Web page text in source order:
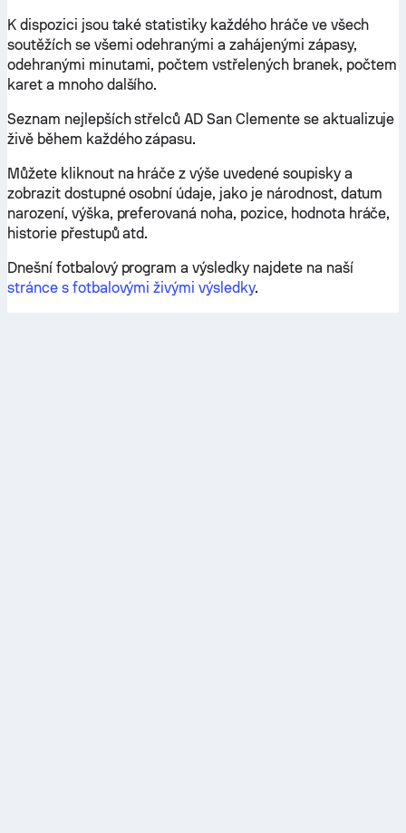
K dispozici jsou také statistiky každého hráče ve všech
soutěžích se všemi odehranými a zahájenými zápasy,
odehranými minutami, počtem vstřelených branek, počtem
karet a mnoho dalšího.
Seznam nejlepších střelců AD San Clemente se aktualizuje
živě během každého zápasu.
Můžete kliknout na hráče z výše uvedené soupisky a
zobrazit dostupné osobní údaje, jako je národnost, datum
narození, výška, preferovaná noha, pozice, hodnota hráče,
historie přestupů atd.
Dnešní fotbalový program a výsledky najdete na naší
stránce s fotbalovými živými výsledky.